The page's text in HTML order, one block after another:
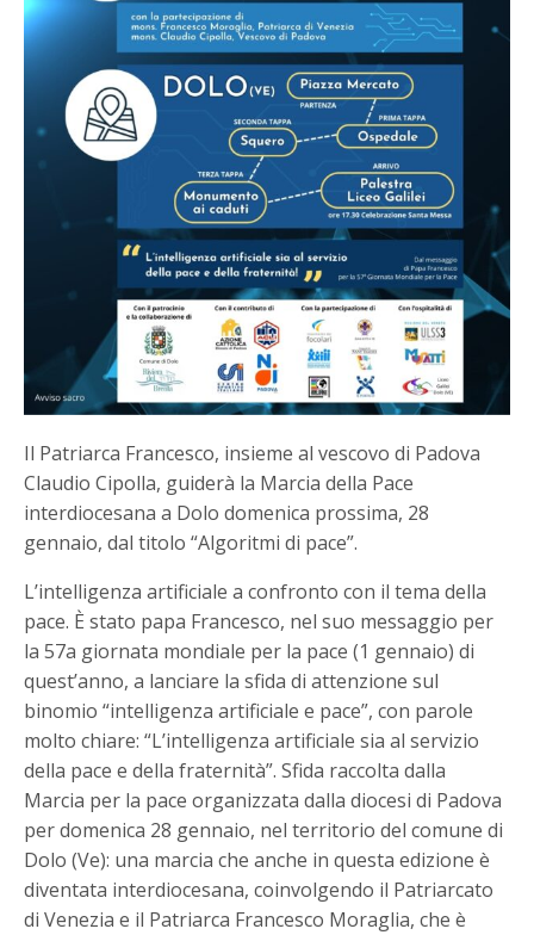
Il Patriarca Francesco, insieme al vescovo di Padova
Claudio Cipolla, guiderà la Marcia della Pace
interdiocesana a Dolo domenica prossima, 28
gennaio, dal titolo “Algoritmi di pace”.
L’intelligenza artificiale a confronto con il tema della
pace. È stato papa Francesco, nel suo messaggio per
la 57a giornata mondiale per la pace (1 gennaio) di
quest’anno, a lanciare la sfida di attenzione sul
binomio “intelligenza artificiale e pace”, con parole
molto chiare: “L’intelligenza artificiale sia al servizio
della pace e della fraternità”. Sfida raccolta dalla
Marcia per la pace organizzata dalla diocesi di Padova
per domenica 28 gennaio, nel territorio del comune di
Dolo (Ve): una marcia che anche in questa edizione è
diventata interdiocesana, coinvolgendo il Patriarcato
di Venezia e il Patriarca Francesco Moraglia, che è